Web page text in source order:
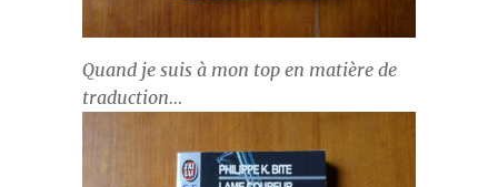
Quand je suis à mon top en matière de
traduction…